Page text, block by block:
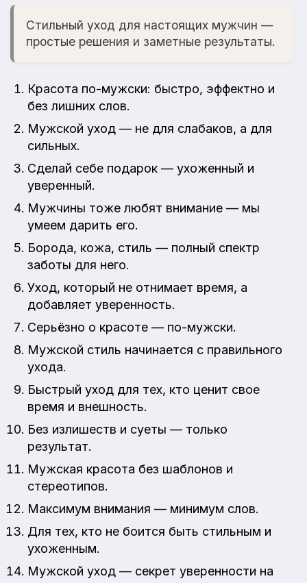
Стильный уход для настоящих мужчин —
простые решения и заметные результаты.
Красота по-мужски: быстро, эффектно и
без лишних слов.
Мужской уход — не для слабаков, а для
сильных.
Сделай себе подарок — ухоженный и
уверенный.
Мужчины тоже любят внимание — мы
умеем дарить его.
Борода, кожа, стиль — полный спектр
заботы для него.
Уход, который не отнимает время, а
добавляет уверенность.
Серьёзно о красоте — по-мужски.
Мужской стиль начинается с правильного
ухода.
Быстрый уход для тех, кто ценит свое
время и внешность.
Без излишеств и суеты — только
результат.
Мужская красота без шаблонов и
стереотипов.
Максимум внимания — минимум слов.
Для тех, кто не боится быть стильным и
ухоженным.
Мужской уход — секрет уверенности на